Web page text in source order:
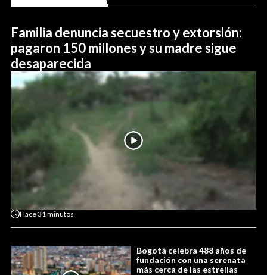
Familia denuncia secuestro y extorsión:
pagaron 150 millones y su madre sigue
desaparecida
Hace31 minutos
Bogotá celebra 488 años de
fundación con una serenata
más cerca de las estrellas